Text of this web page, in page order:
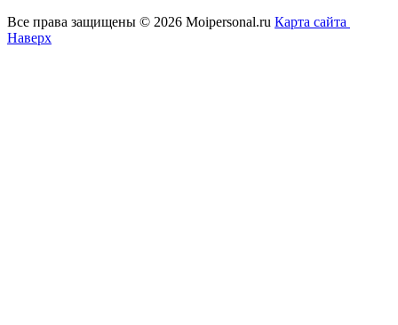
Все права защищены © 2026 Moipersonal.ru Карта сайта
Наверх